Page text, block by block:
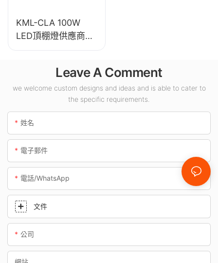
KML-CLA 100W
LED頂棚燈供應商，
適用於加油站、地下
Leave A Comment
we welcome custom designs and ideas and is able to cater to
the specific requirements.
姓名
電子郵件
電話/WhatsApp
文件
公司